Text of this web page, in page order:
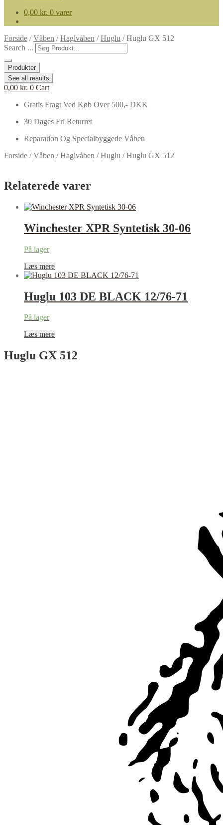
0,00 kr. 0 varer
Forside /Våben /Haglvåben /Huglu /Huglu GX 512
Search ...
Produkter
See all results
0,00 kr. 0 Cart
Gratis Fragt Ved Køb Over 500,- DKK
30 Dages Fri Returret
Reparation Og Specialbyggede Våben
Forside /Våben /Haglvåben /Huglu /Huglu GX 512
Relaterede varer
Winchester XPR Syntetisk 30-06
På lager
Læs mere
Huglu 103 DE BLACK 12/76-71
På lager
Læs mere
Huglu GX 512